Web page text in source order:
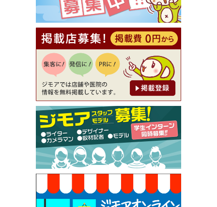
【ジモア読者特典2】コース 3,500円→3,000円（料
理5品+2時間飲み放題）（創作イタリアン Pia Cu
ore（ピアクオーレ））
[有効期限]2026年9月30日
【ジモア読者特典1】料理全品20％OFF ※18時以
降（創作イタリアン Pia Cuore（ピアクオーレ））
[有効期限]2026年9月30日
【ジモア限定②】初回割引 特価 鼻毛脱毛 半額 2,2
00円⇒1,100円（メンズ専門ワックス脱毛サロン Mi
ckle（ミックル））
[有効期限]2026年9月30日
【ジモア限定特典①】まつ毛カール 3,850円→ 2,7
50円（Premiere（プルミエール））
[有効期限]2026年9月30日
焼き餃子 一皿サービス（餃子酒場たっちゃん 西
早稲田店）
[有効期限]2026年9月30日